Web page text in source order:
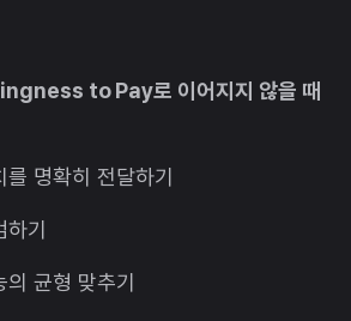
to Pay로 이어지지 않을 때
명확히 전달하기
기
균형 맞추기